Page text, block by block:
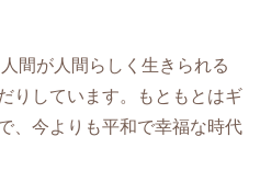
間が人間らしく生きられる
りしています。もともとはギ
、今よりも平和で幸福な時代